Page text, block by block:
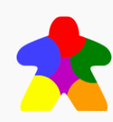
contenido